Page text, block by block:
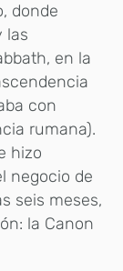
donde
las
en la
con
rumana).
hizo
negocio de
seis meses,
la Canon